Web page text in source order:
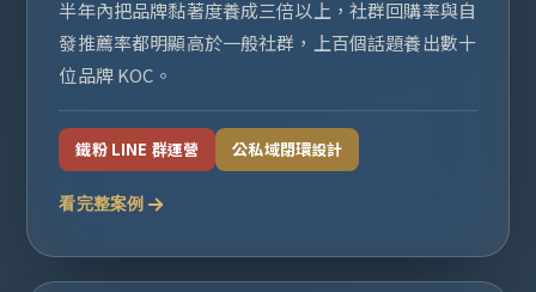
半年內把品牌黏著度養成三倍以上，社群回購率與自
發推薦率都明顯高於一般社群，上百個話題養出數十
位品牌 KOC。
鐵粉 LINE 群運營 公私域閉環設計
看完整案例